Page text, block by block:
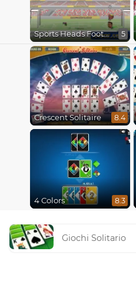
Sports Heads Football Championship 2015 5
Crescent Solitaire 8.4
4 Colors 8.3
Giochi Solitario